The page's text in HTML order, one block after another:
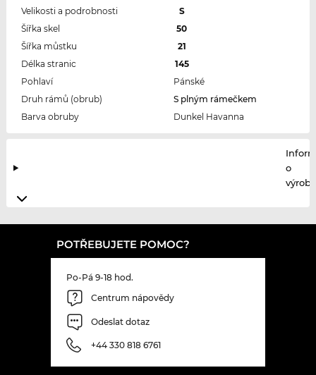
Velikosti a podrobnosti
S
Šířka skel
50
Šířka můstku
21
Délka stranic
145
Pohlaví
Pánské
Druh rámů (obrub)
S plným rámečkem
Barva obruby
Dunkel Havanna
o
POTŘEBUJETE POMOC?
Po-Pá 9-18 hod.
Centrum nápovědy
Odeslat dotaz
+44 330 818 6761